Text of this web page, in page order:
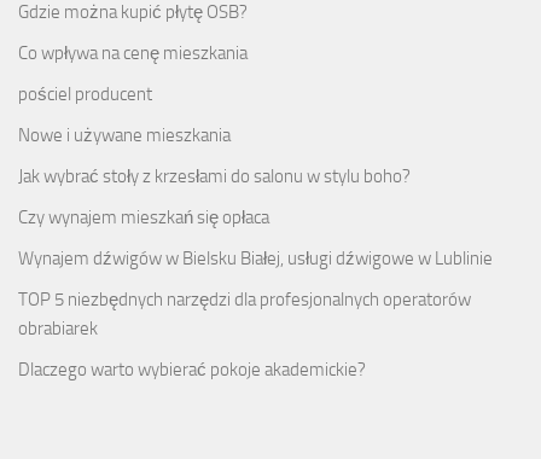
Gdzie można kupić płytę OSB?
Co wpływa na cenę mieszkania
pościel producent
Nowe i używane mieszkania
Jak wybrać stoły z krzesłami do salonu w stylu boho?
Czy wynajem mieszkań się opłaca
Wynajem dźwigów w Bielsku Białej, usługi dźwigowe w Lublinie
TOP 5 niezbędnych narzędzi dla profesjonalnych operatorów
obrabiarek
Dlaczego warto wybierać pokoje akademickie?